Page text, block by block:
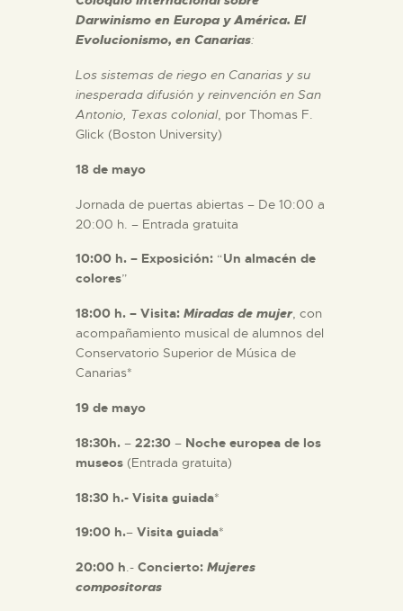
Darwinismo en Europa y América. El
Evolucionismo, en Canarias:
Los sistemas de riego en Canarias y su
inesperada difusión y reinvención en San
Antonio, Texas colonial, por Thomas F.
Glick (Boston University)
18 de mayo
Jornada de puertas abiertas – De 10:00 a
20:00 h. – Entrada gratuita
10:00 h. – Exposición: “Un almacén de
colores”
18:00 h. – Visita: Miradas de mujer, con
acompañamiento musical de alumnos del
Conservatorio Superior de Música de
Canarias*
19 de mayo
18:30h. – 22:30 – Noche europea de los
museos (Entrada gratuita)
18:30 h.- Visita guiada*
19:00 h.– Visita guiada*
20:00 h.- Concierto: Mujeres
compositoras